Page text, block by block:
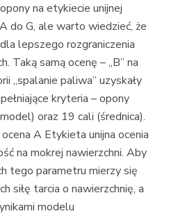
na etykiecie unijnej
do G, ale warto wiedzieć, że
lepszego rozgraniczenia
Taką samą ocenę – „B” na
„spalanie paliwa” uzyskały
kryteria – opony
oraz 19 cali (średnica).
A Etykieta unijna ocenia
na mokrej nawierzchni. Aby
tego parametru mierzy się
siłę tarcia o nawierzchnię, a
modelu